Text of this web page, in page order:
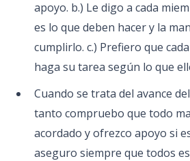
apoyo. b.) Le digo a cada
es lo que deben hacer y la
cumplirlo. c.) Prefiero que
haga su tarea según lo que
Cuando se trata del avance
tanto compruebo que todo
acordado y ofrezco apoyo si
aseguro siempre que todos